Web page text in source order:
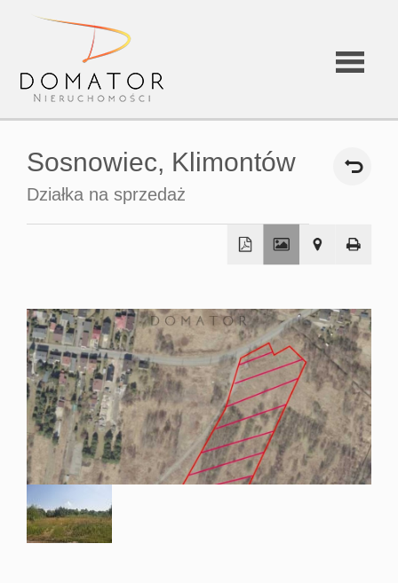
Strona
O
firmie
Oferta
Usługi
Sosnowiec, Klimontów
Działka na sprzedaż